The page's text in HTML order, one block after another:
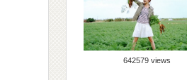
642579 views